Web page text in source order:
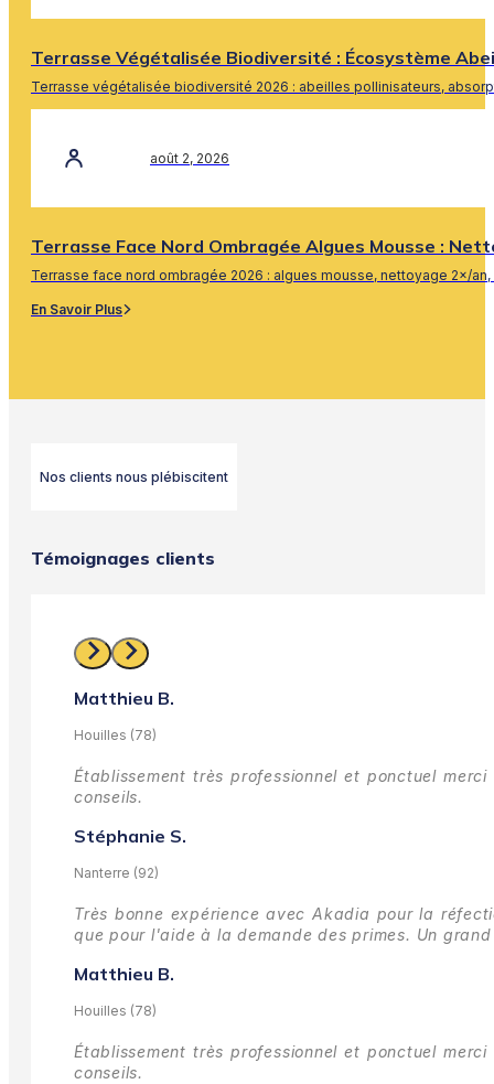
Terrasse Végétalisée Biodiversité : Écosystème
Terrasse végétalisée biodiversité 2026 : abeilles pollinisateurs,
août 2, 2026
Terrasse Face Nord Ombragée Algues Mousse :
Terrasse face nord ombragée 2026 : algues mousse, nettoyage 2×/
En Savoir Plus
Nos clients nous plébiscitent
Témoignages clients
Matthieu B.
Houilles (78)
Établissement très professionnel et ponctuel
conseils.
Stéphanie S.
Nanterre (92)
Très bonne expérience avec Akadia pour la
que pour l'aide à la demande des primes. Un
Matthieu B.
Houilles (78)
Établissement très professionnel et ponctuel
conseils.